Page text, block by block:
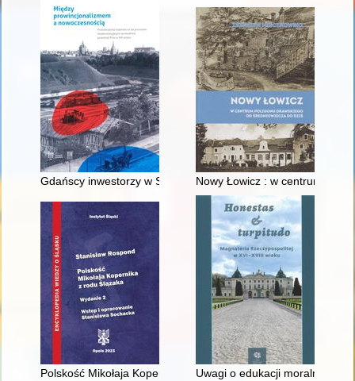
Gdańscy inwestorzy w Sopocie : prestiż finansowy i
Nowy Łowicz : w centrum
Polskość Mikołaja Kopernika z rodu ŚlązakaUwagi o edukacji moralnej